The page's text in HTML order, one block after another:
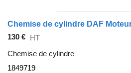
130 € HT
Chemise de cylindre
1849719